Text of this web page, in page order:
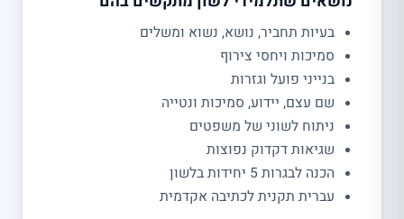
בעיות תחביר, נושא, נשוא ומשלים
סמיכות ויחסי צירוף
בנייני פועל וגזרות
שם עצם, יידוע, סמיכות ונטייה
ניתוח לשוני של משפטים
שגיאות דקדוק נפוצות
הכנה לבגרות 5 יחידות בלשון
עברית תקנית לכתיבה אקדמית